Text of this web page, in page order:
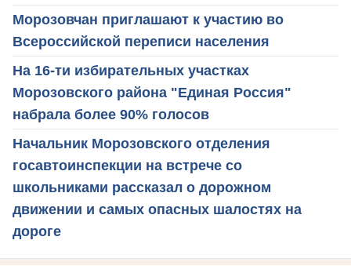
Морозовчан приглашают к участию во
Всероссийской переписи населения
На 16-ти избирательных участках
Морозовского района "Единая Россия"
набрала более 90% голосов
Начальник Морозовского отделения
госавтоинспекции на встрече со
школьниками рассказал о дорожном
движении и самых опасных шалостях на
дороге